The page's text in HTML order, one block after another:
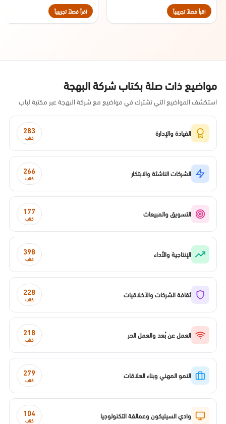
اقرأ فصلاً تجريبياً اقرأ فصلاً تجريبياً
مواضيع ذات صلة بكتاب شركة البهجة
استكشف المواضيع التي تشترك في مواضيع مع شركة البهجة عبر مكتبة لباب
القيادة والإدارة 283
كتاب
الشركات الناشئة والابتكار 266
كتاب
التسويق والمبيعات 177
كتاب
الإنتاجية والأداء 398
كتاب
ثقافة الشركات والأخلاقيات 228
كتاب
العمل عن بُعد والعمل الحر 218
كتاب
النمو المهني وبناء العلاقات 279
كتاب
وادي السيليكون وعمالقة التكنولوجيا 104
كتاب